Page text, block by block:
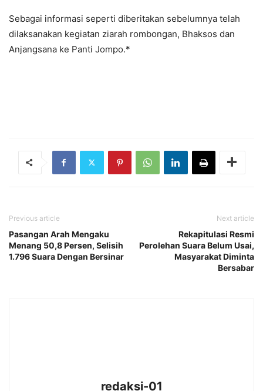
Sebagai informasi seperti diberitakan sebelumnya telah
dilaksanakan kegiatan ziarah rombongan, Bhaksos dan
Anjangsana ke Panti Jompo.*
Previous article
Pasangan Arah Mengaku
Menang 50,8 Persen, Selisih
1.796 Suara Dengan Bersinar
Next article
Rekapitulasi Resmi
Perolehan Suara Belum Usai,
Masyarakat Diminta
Bersabar
redaksi-01